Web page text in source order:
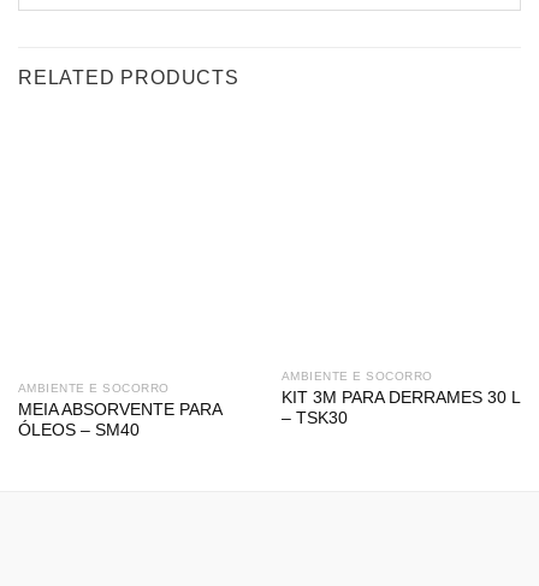
RELATED PRODUCTS
AMBIENTE E SOCORRO
MEIA ABSORVENTE PARA
ÓLEOS – SM40
AMBIENTE E SOCORRO
KIT 3M PARA DERRAMES 30 L
– TSK30